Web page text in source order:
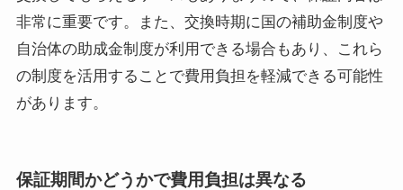
非常に重要です。また、交換時期に国の補助金制度や
自治体の助成金制度が利用できる場合もあり、これら
の制度を活用することで費用負担を軽減できる可能性
があります。
保証期間かどうかで費用負担は異なる